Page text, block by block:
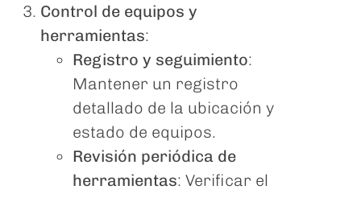
Control de equipos y
herramientas:
Registro y seguimiento:
Mantener un registro
detallado de la ubicación y
estado de equipos.
Revisión periódica de
herramientas: Verificar el